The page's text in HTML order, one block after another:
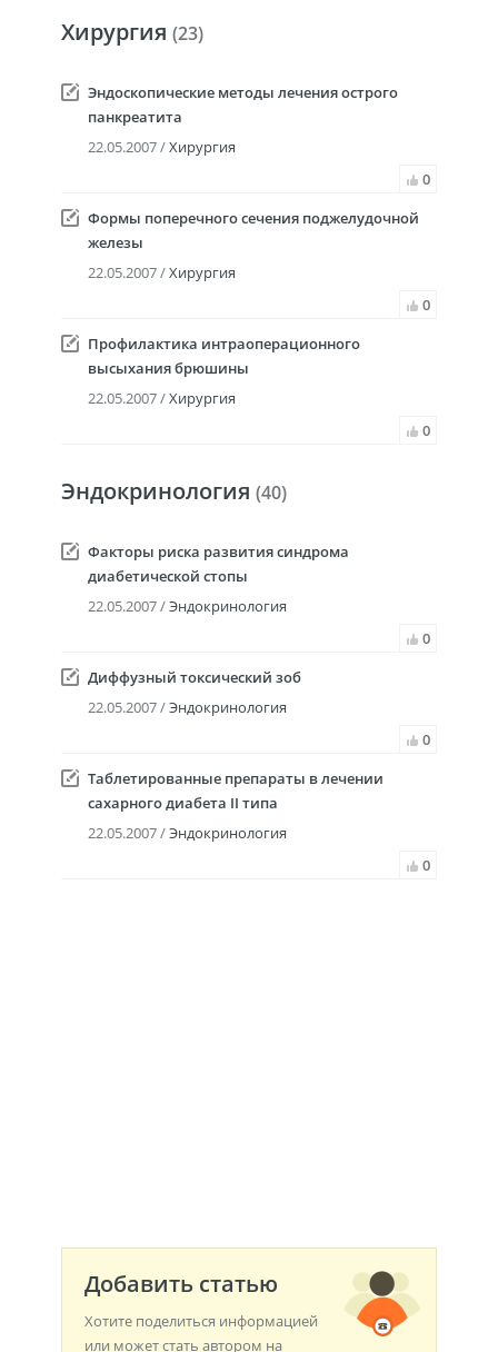
Хирургия (23)
Эндоскопические методы лечения острого
панкреатита
22.05.2007 /Хирургия
0
Формы поперечного сечения поджелудочной
железы
22.05.2007 /Хирургия
0
Профилактика интраоперационного
высыхания брюшины
22.05.2007 /Хирургия
0
Эндокринология (40)
Факторы риска развития синдрома
диабетической стопы
22.05.2007 /Эндокринология
0
Диффузный токсический зоб
22.05.2007 /Эндокринология
0
Таблетированные препараты в лечении
сахарного диабета II типа
22.05.2007 /Эндокринология
0
Добавить статью
Хотите поделиться информацией
или может стать автором на